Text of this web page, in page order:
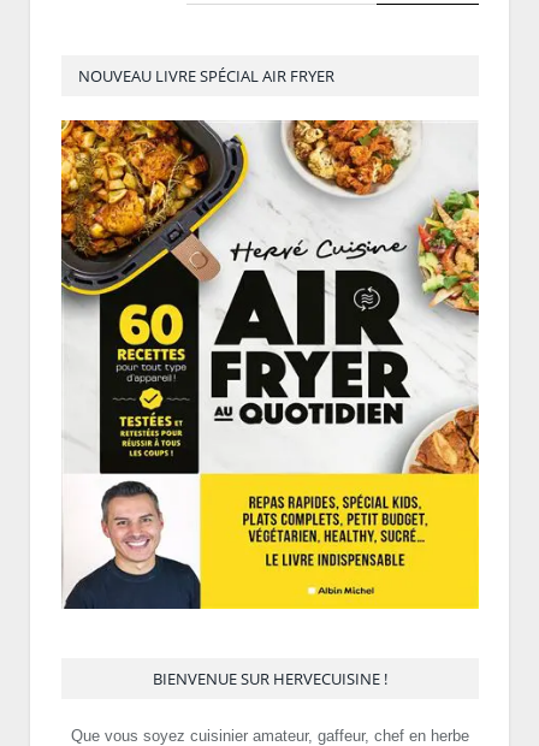
NOUVEAU LIVRE SPÉCIAL AIR FRYER
BIENVENUE SUR HERVECUISINE !
Que vous soyez cuisinier amateur, gaffeur, chef en herbe